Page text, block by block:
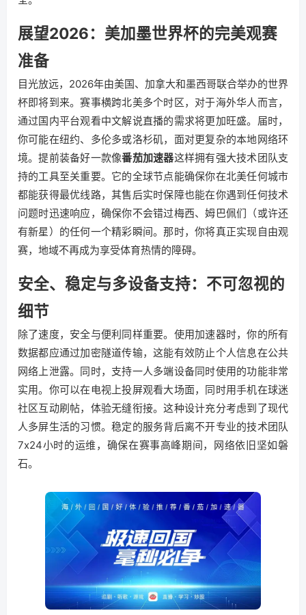
展望2026：美加墨世界杯的完美观赛
准备
目光放远，2026年由美国、加拿大和墨西哥联合举办的世界
杯即将到来。赛事横跨北美多个时区，对于海外华人而言，
通过国内平台观看中文解说直播的需求将更加旺盛。届时，
你可能在纽约、多伦多或洛杉矶，面对更复杂的本地网络环
境。提前装备好一款像番茄加速器这样拥有强大技术团队支
持的工具至关重要。它的全球节点能确保你在北美任何城市
都能获得最优线路，其售后实时保障也能在你遇到任何技术
问题时迅速响应，确保你不会错过梅西、姆巴佩们（或许还
有新星）的任何一个精彩瞬间。那时，你将真正实现自由观
赛，地域不再成为享受体育热情的障碍。
安全、稳定与多设备支持：不可忽视的
细节
除了速度，安全与便利同样重要。使用加速器时，你的所有
数据都应通过加密隧道传输，这能有效防止个人信息在公共
网络上泄露。同时，支持一人多端设备同时使用的功能非常
实用。你可以在电视上投屏观看大场面，同时用手机在球迷
社区互动刷帖，体验无缝衔接。这种设计充分考虑到了现代
人多屏生活的习惯。稳定的服务背后离不开专业的技术团队
7x24小时的运维，确保在赛事高峰期间，网络依旧坚如磐
石。